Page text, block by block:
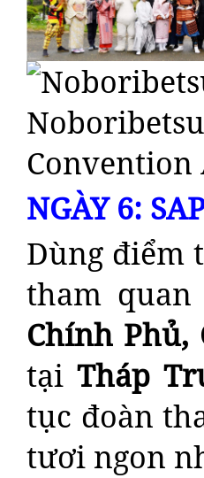
NGÀY 6:
Dùng điểm
tham
Chính Phủ,
tại Tháp
tục đoàn
tươi ngon